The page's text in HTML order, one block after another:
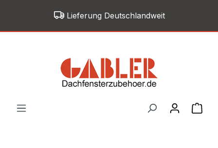
Zum Hauptinhalt springenLieferung Deutschlandweit